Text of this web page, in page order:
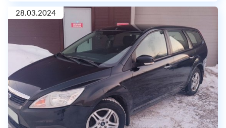
28.03.2024